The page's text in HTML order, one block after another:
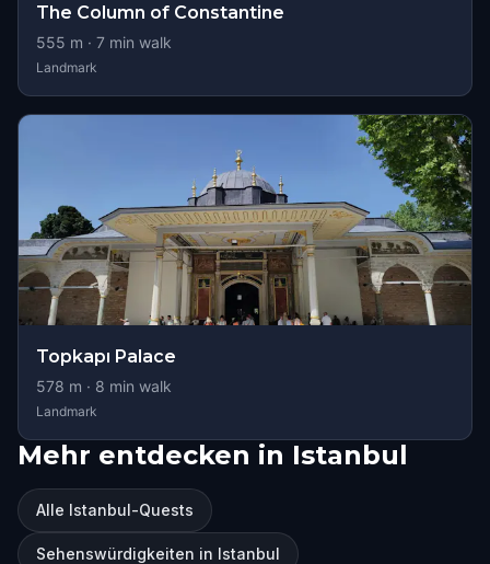
The Column of Constantine
555 m · 7 min walk
Landmark
Topkapı Palace
578 m · 8 min walk
Landmark
Mehr entdecken in Istanbul
Alle Istanbul-Quests
Sehenswürdigkeiten in Istanbul